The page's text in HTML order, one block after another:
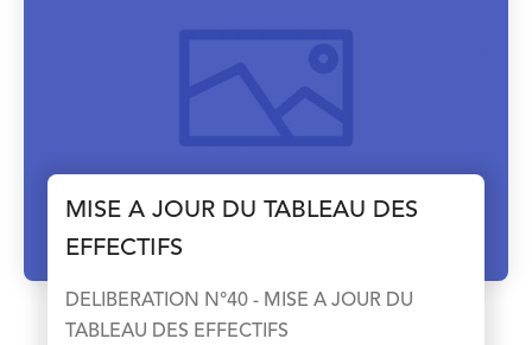
MISE A JOUR DU TABLEAU DES
EFFECTIFS
DELIBERATION N°40 - MISE A JOUR DU
TABLEAU DES EFFECTIFS